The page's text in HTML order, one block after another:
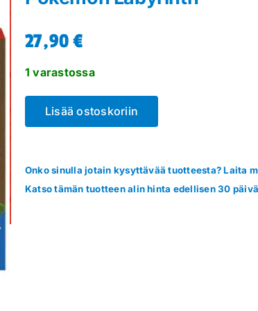
27,90€
1 varastossa
Lisää ostoskoriin
Onko sinulla jotain kysyttävää tuotteesta? Laita
Katso tämän tuotteen alin hinta edellisen 30